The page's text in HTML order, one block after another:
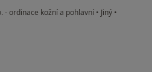
- ordinace kožní a pohlavní • Jiný •